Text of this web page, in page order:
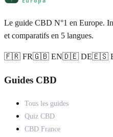
Le guide CBD N°1 en Europe.
et comparatifs en 5 langues.
🇫🇷 FR🇬🇧 EN🇩🇪 DE🇪🇸
Guides CBD
Tous les guides
Quiz CBD
CBD France